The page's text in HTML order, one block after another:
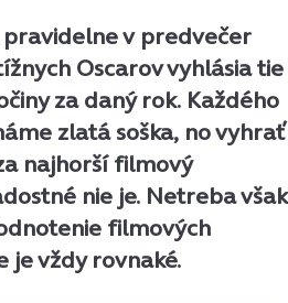
pravidelne v predvečer
Oscarov vyhlásia tie
za daný rok. Každého
zlatá soška, no vyhrať
najhorší filmový
nie je. Netreba však
filmových
je vždy rovnaké.